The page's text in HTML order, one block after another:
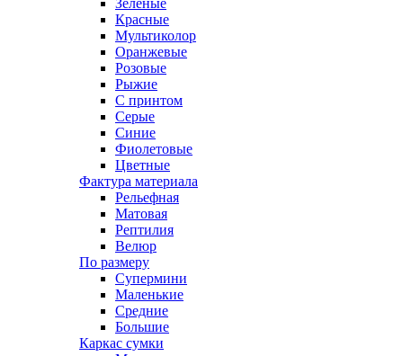
Зеленые
Красные
Мультиколор
Оранжевые
Розовые
Рыжие
С принтом
Серые
Синие
Фиолетовые
Цветные
Фактура материала
Рельефная
Матовая
Рептилия
Велюр
По размеру
Супермини
Маленькие
Средние
Большие
Каркас сумки